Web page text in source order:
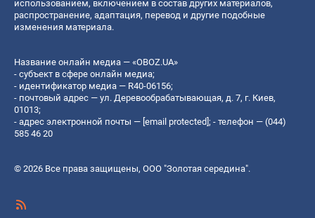
использованием, включением в состав других материалов,
распространение, адаптация, перевод и другие подобные
изменения материала.
Название онлайн медиа — «OBOZ.UA»
- субъект в сфере онлайн медиа;
- идентификатор медиа — R40-06156;
- почтовый адрес — ул. Деревообрабатывающая, д. 7, г. Киев,
01013;
- адрес электронной почты — [email protected]; - телефон — (044)
585 46 20
© 2026 Все права защищены, ООО "Золотая середина".